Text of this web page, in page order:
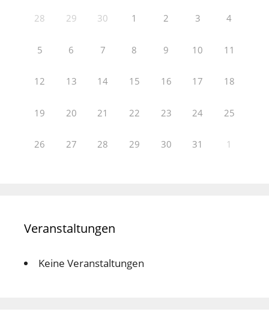
28 29 30 1 2 3 4
5 6 7 8 9 10 11
12 13 14 15 16 17 18
19 20 21 22 23 24 25
26 27 28 29 30 31 1
Veranstaltungen
Keine Veranstaltungen